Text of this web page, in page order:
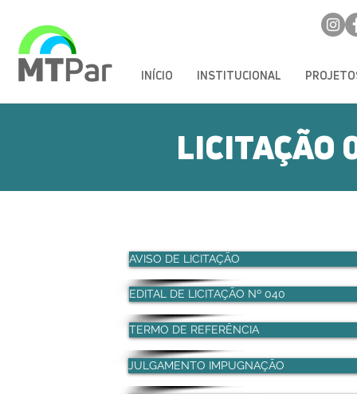
INÍCIO INSTITUCIONAL
AVISO DE LICITAÇÃO
EDITAL DE LICITAÇÃO Nº 040
TERMO DE REFERÊNCIA
JULGAMENTO IMPUGNAÇÃO